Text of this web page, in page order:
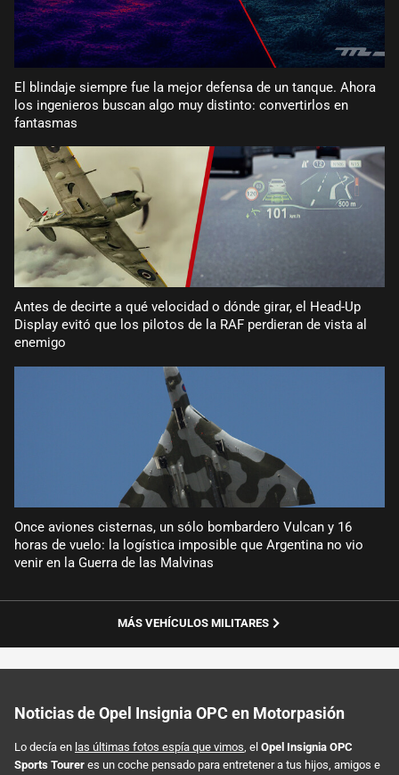
El blindaje siempre fue la mejor defensa de un tanque. Ahora
los ingenieros buscan algo muy distinto: convertirlos en
fantasmas
Antes de decirte a qué velocidad o dónde girar, el Head-Up
Display evitó que los pilotos de la RAF perdieran de vista al
enemigo
Once aviones cisternas, un sólo bombardero Vulcan y 16
horas de vuelo: la logística imposible que Argentina no vio
venir en la Guerra de las Malvinas
MÁS VEHÍCULOS MILITARES
Noticias de Opel Insignia OPC en Motorpasión
Lo decía en las últimas fotos espía que vimos, el Opel Insignia OPC
Sports Tourer es un coche pensado para entretener a tus hijos, amigos e